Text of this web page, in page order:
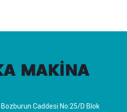
Caddesi No:25/D Blok